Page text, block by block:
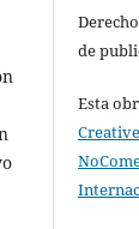
de
Esta